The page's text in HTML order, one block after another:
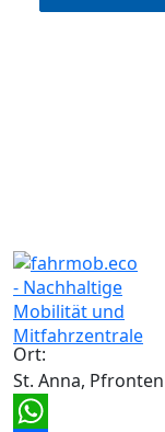
Ort:
St. Anna,